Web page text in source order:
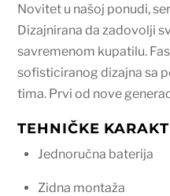
je
bila:
6.790 рсд.
Novitet u našoj ponudi,
Dizajnirana da zadovolji
savremenom kupatilu.
sofisticiranog dizajna sa
tima. Prvi od nove
TEHNIČKE
Jednoručna baterija
Zidna montaža